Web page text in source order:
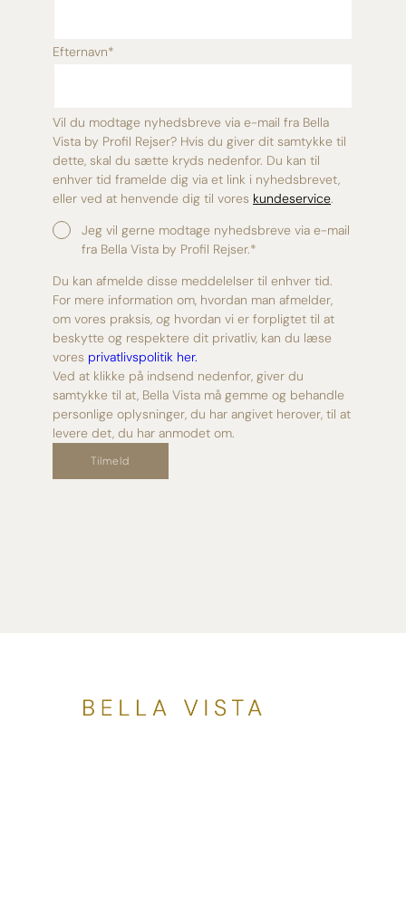
Efternavn*
Vil du modtage nyhedsbreve via e-mail fra Bella
Vista by Profil Rejser? Hvis du giver dit samtykke til
dette, skal du sætte kryds nedenfor. Du kan til
enhver tid framelde dig via et link i nyhedsbrevet,
eller ved at henvende dig til vores kundeservice.
Jeg vil gerne modtage nyhedsbreve via e-mail
fra Bella Vista by Profil Rejser.*
Du kan afmelde disse meddelelser til enhver tid.
For mere information om, hvordan man afmelder,
om vores praksis, og hvordan vi er forpligtet til at
beskytte og respektere dit privatliv, kan du læse
vores privatlivspolitik her.
Ved at klikke på indsend nedenfor, giver du
samtykke til at, Bella Vista må gemme og behandle
personlige oplysninger, du har angivet herover, til at
levere det, du har anmodet om.